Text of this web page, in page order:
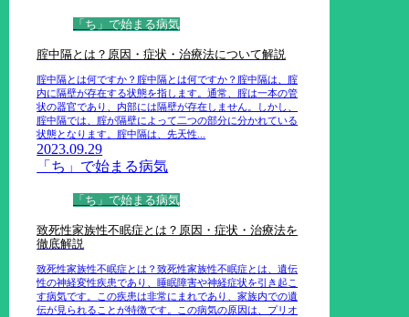
「ち」で始まる病気
腟中隔とは？原因・症状・治療法について解説
腟中隔とは何ですか？腟中隔とは何ですか？腟中隔は、腟
内に隔壁が存在する状態を指します。通常、腟は一本の管
状の器官であり、内部には隔壁が存在しません。しかし、
腟中隔では、腟が隔壁によって二つの部分に分かれている
状態となります。腟中隔は、先天性...
2023.09.29
「ち」で始まる病気
「ち」で始まる病気
致死性家族性不眠症とは？原因・症状・治療法を
徹底解説
致死性家族性不眠症とは？致死性家族性不眠症とは、遺伝
性の神経変性疾患であり、睡眠障害や神経症状を引き起こ
す病気です。この疾患は非常にまれであり、家族内での遺
伝が見られることが特徴です。この病気の原因は、プリオ